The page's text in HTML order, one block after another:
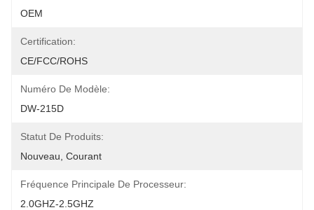
OEM
Certification:
CE/FCC/ROHS
Numéro De Modèle:
DW-215D
Statut De Produits:
Nouveau, Courant
Fréquence Principale De Processeur:
2.0GHZ-2.5GHZ